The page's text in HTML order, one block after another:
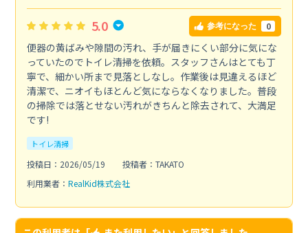
5.0 参考になった 0
便器の黄ばみや隙間の汚れ、手が届きにくい部分に気にな
っていたのでトイレ清掃を依頼。スタッフさんはとても丁
寧で、細かい所まで見落としなし。作業後は見違えるほど
清潔で、ニオイもほとんど気にならなくなりました。普段
の掃除では落とせない汚れがきちんと除去されて、大満足
です!
トイレ清掃
投稿日：2026/05/19
投稿者：TAKATO
利用業者： RealKid株式会社